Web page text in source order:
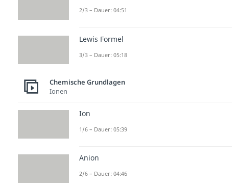
2/3 – Dauer: 04:51
Lewis Formel
3/3 – Dauer: 05:18
Chemische Grundlagen
Ionen
Ion
1/6 – Dauer: 05:39
Anion
2/6 – Dauer: 04:46